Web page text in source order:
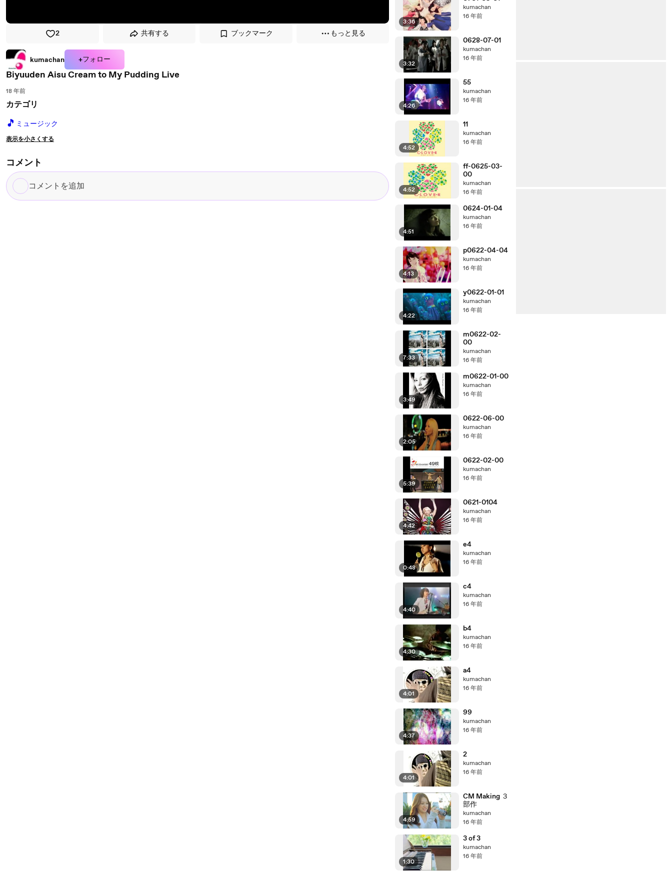
2 共有する ブックマーク もっと見る
kumachan +フォロー
Biyuuden Aisu Cream to My Pudding Live
18 年前
カテゴリ
🎵 ミュージック
表示を小さくする
コメント
コ
メ
3:36
kumachan
16 年前
3:32
0628-07-01
kumachan
16 年前
4:26
55
kumachan
16 年前
4:52
11
kumachan
16 年前
4:52
ff-0625-03-
00
kumachan
16 年前
4:51
0624-01-04
kumachan
16 年前
4:13
p0622-04-04
kumachan
16 年前
4:22
y0622-01-01
kumachan
16 年前
7:33
m0622-02-
00
kumachan
16 年前
3:49
m0622-01-00
kumachan
16 年前
2:05
0622-06-00
kumachan
16 年前
5:39
0622-02-00
kumachan
16 年前
4:42
0621-0104
kumachan
16 年前
0:48
e4
kumachan
16 年前
4:40
c4
kumachan
16 年前
4:30
b4
kumachan
16 年前
4:01
a4
kumachan
16 年前
4:37
99
kumachan
16 年前
4:01
2
kumachan
16 年前
4:59
CM Making ３
部作
kumachan
16 年前
1:30
3 of 3
kumachan
16 年前